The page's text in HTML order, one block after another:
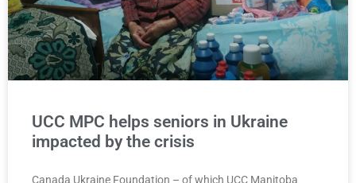
UCC MPC helps seniors in Ukraine
impacted by the crisis
Canada Ukraine Foundation – of which UCC Manitoba